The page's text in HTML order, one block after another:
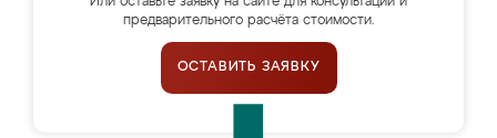
предварительного расчёта стоимости.
ОСТАВИТЬ ЗАЯВКУ